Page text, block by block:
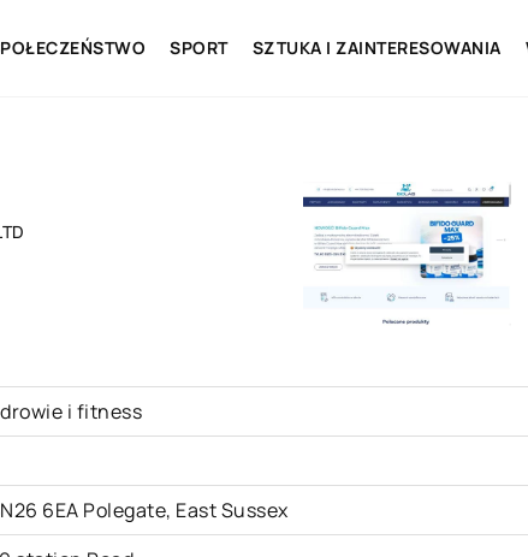
SPORT SZTUKA I ZAINTERESOWANIA
i fitness
6EA Polegate, East Sussex